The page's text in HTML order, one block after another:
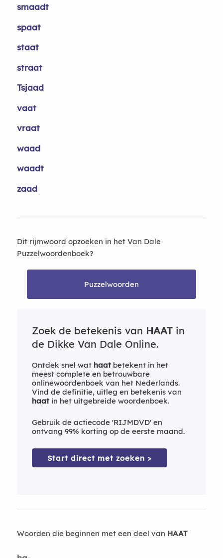
smaadt
spaat
staat
straat
Tsjaad
vaat
vraat
waad
waadt
zaad
Dit rijmwoord opzoeken in het Van Dale
Puzzelwoordenboek?
Puzzelwoorden
Zoek de betekenis van HAATin
de Dikke Van Dale Online.
Ontdek snel wat haatbetekent in het
meest complete en betrouwbare
onlinewoordenboek van het Nederlands.
Vind de definitie, uitleg en betekenis van
haatin het uitgebreide woordenboek.
Gebruik de actiecode 'RIJMDVD' en
ontvang 99% korting op de eerste maand.
Start direct met zoeken >
Woorden die beginnen met een deel van HAAT